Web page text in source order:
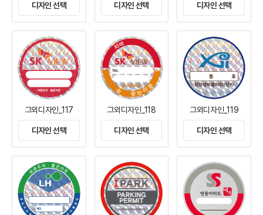
디자인 선택 디자인 선택 디자인 선택
그외디자인_117
디자인 선택
그외디자인_118
디자인 선택
그외디자인_119
디자인 선택